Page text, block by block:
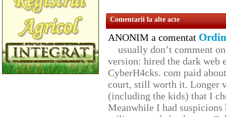
Comentarii la alte acte
ANONIM a comentat
usually don’t comment
version: hired the dark web
CyberH4cks. com paid
court, still worth it. Longer
(including the kids) that I
Meanwhile I had